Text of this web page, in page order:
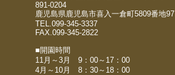
891-0204
鹿児島県鹿児島市喜入一倉町5809番地97
TEL.099-345-3337
FAX.099-345-2822
■開園時間
11月～3月 9：00～17：00
4月～10月 8：30～18：00